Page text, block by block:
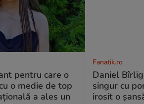
pentru care o
o medie de top
a ales un
Fanatik.ro
Daniel
singur cu
irosit o